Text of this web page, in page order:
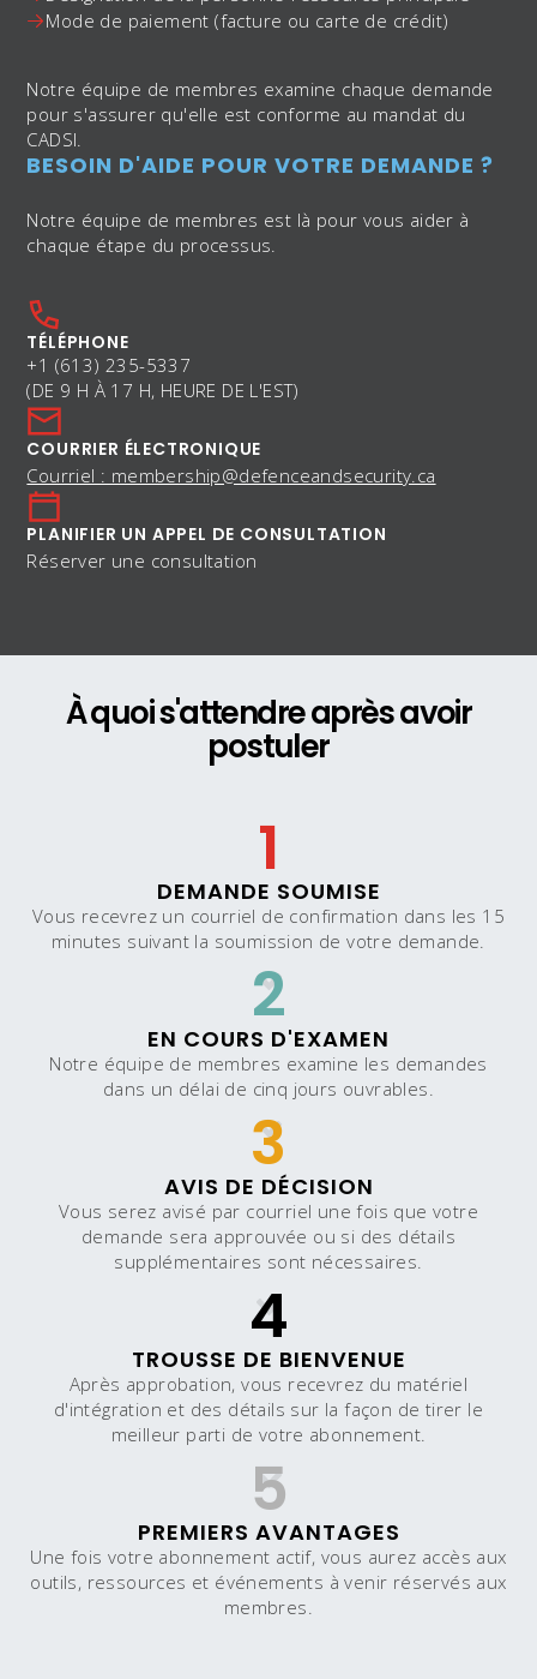
Mode de paiement (facture ou carte de crédit)
Notre équipe de membres examine chaque demande
pour s'assurer qu'elle est conforme au mandat du
CADSI.
BESOIN D'AIDE POUR VOTRE DEMANDE ?
Notre équipe de membres est là pour vous aider à
chaque étape du processus.
TÉLÉPHONE
+1 (613) 235-5337
(DE 9 H À 17 H, HEURE DE L'EST)
COURRIER ÉLECTRONIQUE
Courriel : membership@defenceandsecurity.ca
PLANIFIER UN APPEL DE CONSULTATION
Réserver une consultation
À quoi s'attendre après avoir
postuler
1
DEMANDE SOUMISE
Vous recevrez un courriel de confirmation dans les 15
minutes suivant la soumission de votre demande.
2
EN COURS D'EXAMEN
Notre équipe de membres examine les demandes
dans un délai de cinq jours ouvrables.
3
AVIS DE DÉCISION
Vous serez avisé par courriel une fois que votre
demande sera approuvée ou si des détails
supplémentaires sont nécessaires.
4
TROUSSE DE BIENVENUE
Après approbation, vous recevrez du matériel
d'intégration et des détails sur la façon de tirer le
meilleur parti de votre abonnement.
5
PREMIERS AVANTAGES
Une fois votre abonnement actif, vous aurez accès aux
outils, ressources et événements à venir réservés aux
membres.